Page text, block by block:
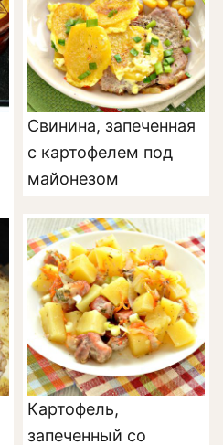
Свинина, запеченная
с картофелем под
майонезом
Картофель,
запеченный со